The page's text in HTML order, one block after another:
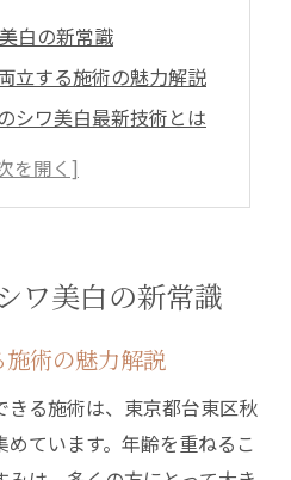
白の新常識
立する施術の魅力解説
シワ美白最新技術とは
の新常識を知るメリット
葉原施術最前線
秋葉原の施術ポイント
葉原で選ばれる施術法
シワ美白同時ケア体験
叶う最新施術の傾向
ワ美白の新常識
術の魅力解説
きる施術は、東京都台東区秋
ています。年齢を重ねるこ